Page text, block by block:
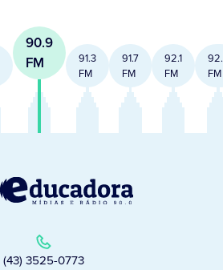
90.9
FM
91.3
FM
91.7
FM
92.1
FM
FM
(43) 3525-0773